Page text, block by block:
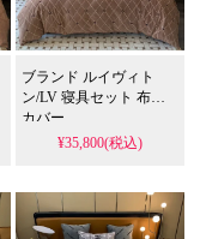
厳選された高
ら配送まで一
イルを見つ
ブランド ルイヴィト
ン/LV 寝具セット 布団
カバー
¥35,800(税込)